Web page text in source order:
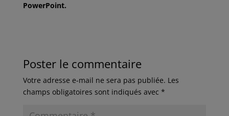
PowerPoint.
Poster le commentaire
Votre adresse e-mail ne sera pas publiée. Les
champs obligatoires sont indiqués avec *